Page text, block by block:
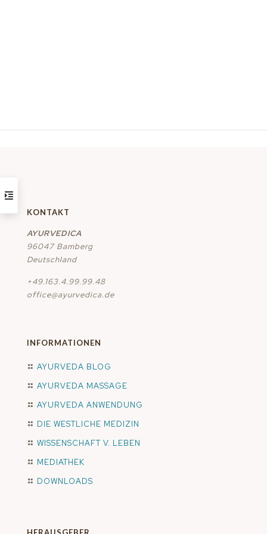
KONTAKT
AYURVEDICA
96047 Bamberg
Deutschland
+49.163.4.99.99.48
office@ayurvedica.de
INFORMATIONEN
AYURVEDA BLOG
AYURVEDA MASSAGE
AYURVEDA ANWENDUNG
DIE WESTLICHE MEDIZIN
WISSENSCHAFT V. LEBEN
MEDIATHEK
DOWNLOADS